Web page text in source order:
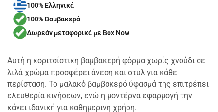
100% Ελληνικά
100% Βαμβακερά
Δωρεάν μεταφορικά με Box Now
Αυτή η κοριτσίστικη βαμβακερή φόρμα χωρίς χνούδι σε
λιλά χρώμα προσφέρει άνεση και στυλ για κάθε
περίσταση. Το μαλακό βαμβακερό ύφασμά της επιτρέπει
ελευθερία κινήσεων, ενώ η μοντέρνα εφαρμογή την
κάνει ιδανική για καθημερινή χρήση.